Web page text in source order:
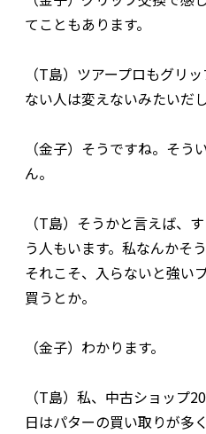
てこともあります。
（T島）ツアープロもグリ
ない人は変えないみたいだし
（金子）そうですね。そう
ん。
（T島）そうかと言えば、
う人もいます。私なんかそ
それこそ、入らないと強い
買うとか。
（金子）わかります。
（T島）私、中古ショップ
日はパターの買い取りが多